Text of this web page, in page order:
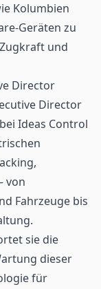
Kolumbien
Geräten zu
und
Director
Director
Ideas Control
,
von
Fahrzeuge bis
.
sie die
dieser
für